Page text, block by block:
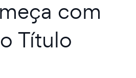
com
Título